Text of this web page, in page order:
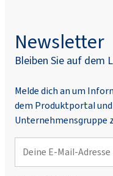
Newsletter
Bleiben Sie auf dem
Melde dich an um
dem Produktportal und
Unternehmensgruppe